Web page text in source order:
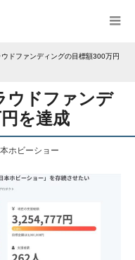
ドファンディングの目標額300万円
ウドファンデ
を達成
ホビーショー